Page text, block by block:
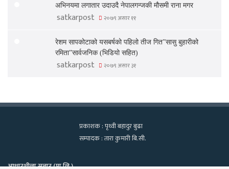
अभिनयमा लगातार उदाउदै नेपालगन्जकी मौसमी राना मगर
satkarpost २०७९ असार ११
रेशम सापकोटाको यसबर्षको पहिलो तीज गित”सासु बुहारीको
रमिता”सार्वजनिक (भिडियो सहित)
satkarpost २०७९ असार ३१
प्रकाशक : पृथ्वी बहादुर बुढा
सम्पादक : तारा कुमारी बि.सी.
आधारशीला सञ्चार (प्रा.लि.)